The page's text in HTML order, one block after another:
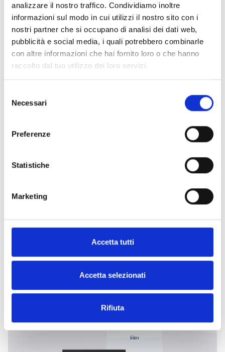
analizzare il nostro traffico. Condividiamo inoltre
informazioni sul modo in cui utilizzi il nostro sito con i
nostri partner che si occupano di analisi dei dati web,
pubblicità e social media, i quali potrebbero combinarle
con altre informazioni che hai fornito loro o che hanno
raccolto dal tuo utilizzo dei loro servizi.
delNecessari
Preferenze
Statistiche
Marketing
Accetta tutti
Accetta selezionati
Rifiuta
Interessato a questo prodotto?
Richiedi
maggiori
Trova un
distributore
ESPLORA LE ALTRE
CATEGORIE